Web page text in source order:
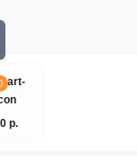
0 р.